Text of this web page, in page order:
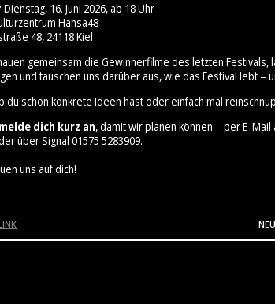
Dienstag, 16. Juni 2026, ab 18 Uhr
Hansa48
48, 24118 Kiel
gemeinsam die Gewinnerfilme des letzten Festivals,
und tauschen uns darüber aus, wie das Festival lebt –
du schon konkrete Ideen hast oder einfach mal
dich kurz an, damit wir planen können – per E‑Mail
über Signal 01575 5283909⁩.
uns auf dich!